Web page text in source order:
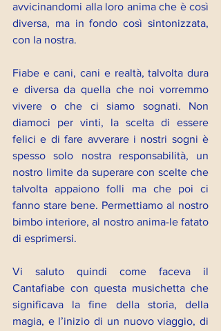
avvicinandomi alla loro anima che è così
diversa, ma in fondo così sintonizzata,
con la nostra.
Fiabe e cani, cani e realtà, talvolta dura
e diversa da quella che noi vorremmo
vivere o che ci siamo sognati. Non
diamoci per vinti, la scelta di essere
felici e di fare avverare i nostri sogni è
spesso solo nostra responsabilità, un
nostro limite da superare con scelte che
talvolta appaiono folli ma che poi ci
fanno stare bene. Permettiamo al nostro
bimbo interiore, al nostro anima-le fatato
di esprimersi.
Vi saluto quindi come faceva il
Cantafiabe con questa musichetta che
significava la fine della storia, della
magia, e l’inizio di un nuovo viaggio, di